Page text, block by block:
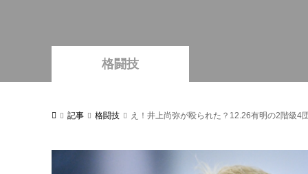
格闘技
記事 格闘技 え！井上尚弥が殴られた？12.26有明の2階級4